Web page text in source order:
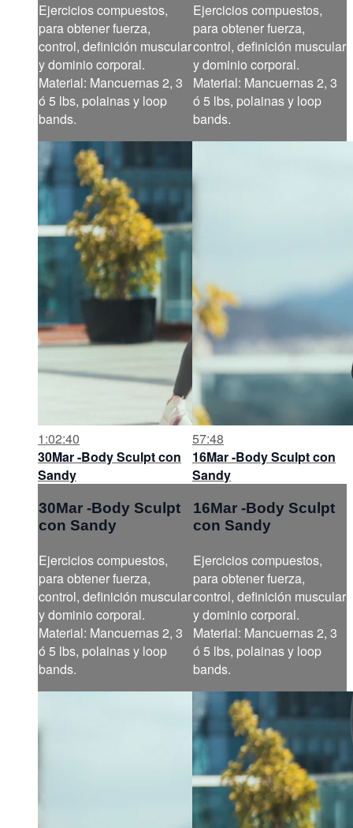
Ejercicios compuestos,
para obtener fuerza,
control, definición muscular
y dominio corporal.
Material: Mancuernas 2, 3
ó 5 lbs, polainas y loop
bands.
Ejercicios compuestos,
para obtener fuerza,
control, definición muscular
y dominio corporal.
Material: Mancuernas 2, 3
ó 5 lbs, polainas y loop
bands.
1:02:40
30Mar -Body Sculpt con
Sandy
30Mar -Body Sculpt
con Sandy
Ejercicios compuestos,
para obtener fuerza,
control, definición muscular
y dominio corporal.
Material: Mancuernas 2, 3
ó 5 lbs, polainas y loop
bands.
57:48
16Mar -Body Sculpt con
Sandy
16Mar -Body Sculpt
con Sandy
Ejercicios compuestos,
para obtener fuerza,
control, definición muscular
y dominio corporal.
Material: Mancuernas 2, 3
ó 5 lbs, polainas y loop
bands.